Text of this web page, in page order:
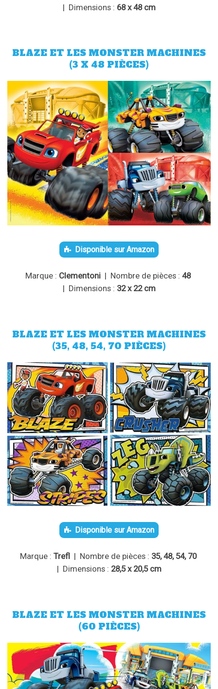
| Dimensions : 68 x 48 cm
BLAZE ET LES MONSTER MACHINES
(3 X 48 PIÈCES)
Disponible sur Amazon
Marque : Clementoni | Nombre de pièces : 48
| Dimensions : 32 x 22 cm
BLAZE ET LES MONSTER MACHINES
(35, 48, 54, 70 PIÈCES)
Disponible sur Amazon
Marque : Trefl | Nombre de pièces : 35, 48, 54, 70
| Dimensions : 28,5 x 20,5 cm
BLAZE ET LES MONSTER MACHINES
(60 PIÈCES)